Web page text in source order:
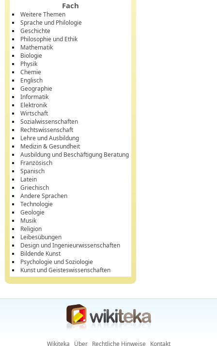
Fach
Weitere Themen
Sprache und Philologie
Geschichte
Philosophie und Ethik
Mathematik
Biologie
Physik
Chemie
Englisch
Geographie
Informatik
Elektronik
Wirtschaft
Sozialwissenschaften
Rechtswissenschaft
Lehre und Ausbildung
Medizin & Gesundheit
Ausbildung und Beschäftigung Beratung
Französisch
Spanisch
Latein
Griechisch
Andere Sprachen
Technologie
Geologie
Musik
Religion
Leibesübungen
Design und Ingenieurwissenschaften
Bildende Kunst
Psychologie und Soziologie
Kunst und Geisteswissenschaften
Wikiteka Über Rechtliche Hinweise Kontakt